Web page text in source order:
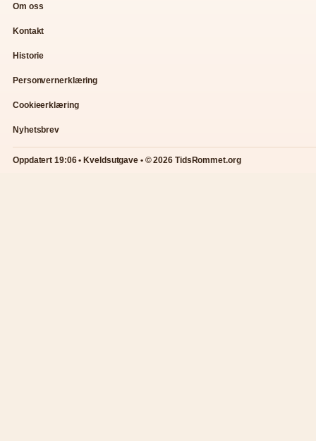
Om oss
Kontakt
Historie
Personvernerklæring
Cookieerklæring
Nyhetsbrev
Oppdatert 19:06 • Kveldsutgave • © 2026 TidsRommet.org